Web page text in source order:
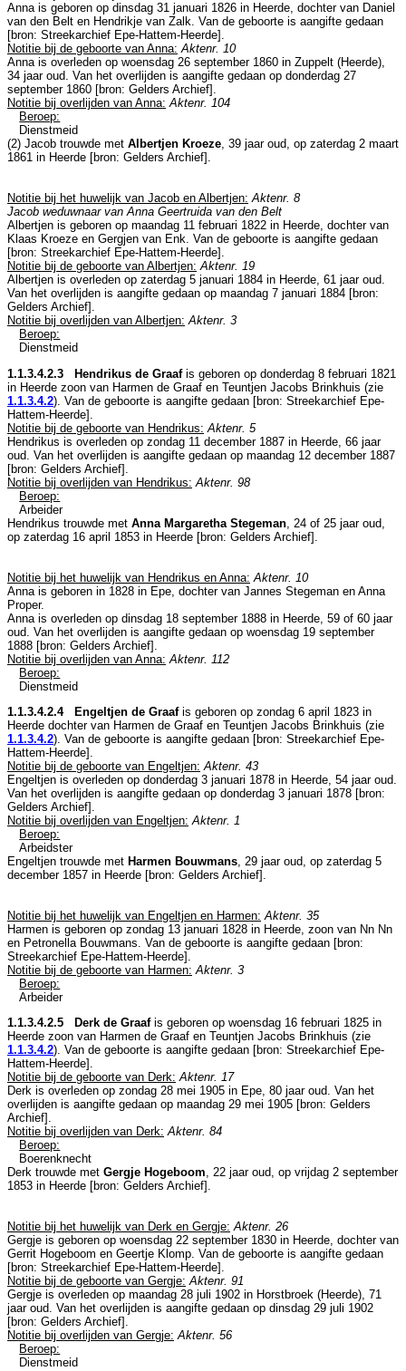
Anna is geboren op dinsdag 31 januari 1826 in Heerde, dochter van Daniel
van den Belt en Hendrikje van Zalk. Van de geboorte is aangifte gedaan
[bron: Streekarchief Epe-Hattem-Heerde].
Notitie bij de geboorte van Anna: Aktenr. 10
Anna is overleden op woensdag 26 september 1860 in Zuppelt (Heerde),
34 jaar oud. Van het overlijden is aangifte gedaan op donderdag 27
september 1860 [bron: Gelders Archief].
Notitie bij overlijden van Anna: Aktenr. 104
Beroep:
Dienstmeid
(2) Jacob trouwde met Albertjen Kroeze, 39 jaar oud, op zaterdag 2 maart
1861 in Heerde [bron: Gelders Archief].
Notitie bij het huwelijk van Jacob en Albertjen: Aktenr. 8
Jacob weduwnaar van Anna Geertruida van den Belt
Albertjen is geboren op maandag 11 februari 1822 in Heerde, dochter van
Klaas Kroeze en Gergjen van Enk. Van de geboorte is aangifte gedaan
[bron: Streekarchief Epe-Hattem-Heerde].
Notitie bij de geboorte van Albertjen: Aktenr. 19
Albertjen is overleden op zaterdag 5 januari 1884 in Heerde, 61 jaar oud.
Van het overlijden is aangifte gedaan op maandag 7 januari 1884 [bron:
Gelders Archief].
Notitie bij overlijden van Albertjen: Aktenr. 3
Beroep:
Dienstmeid
1.1.3.4.2.3 Hendrikus de Graafis geboren op donderdag 8 februari 1821
in Heerde zoon van Harmen de Graaf en Teuntjen Jacobs Brinkhuis (zie
1.1.3.4.2). Van de geboorte is aangifte gedaan [bron: Streekarchief Epe-
Hattem-Heerde].
Notitie bij de geboorte van Hendrikus: Aktenr. 5
Hendrikus is overleden op zondag 11 december 1887 in Heerde , 66 jaar
oud. Van het overlijden is aangifte gedaan op maandag 12 december 1887
[bron: Gelders Archief].
Notitie bij overlijden van Hendrikus: Aktenr. 98
Beroep:
Arbeider
Hendrikus trouwde met Anna Margaretha Stegeman , 24 of 25 jaar oud,
op zaterdag 16 april 1853 in Heerde [bron: Gelders Archief].
Notitie bij het huwelijk van Hendrikus en Anna: Aktenr. 10
Anna is geboren in 1828 in Epe , dochter van Jannes Stegeman en Anna
Proper.
Anna is overleden op dinsdag 18 september 1888 in Heerde , 59 of 60 jaar
oud. Van het overlijden is aangifte gedaan op woensdag 19 september
1888 [bron: Gelders Archief].
Notitie bij overlijden van Anna: Aktenr. 112
Beroep:
Dienstmeid
1.1.3.4.2.4 Engeltjen de Graafis geboren op zondag 6 april 1823 in
Heerde dochter van Harmen de Graaf en Teuntjen Jacobs Brinkhuis (zie
1.1.3.4.2). Van de geboorte is aangifte gedaan [bron: Streekarchief Epe-
Hattem-Heerde].
Notitie bij de geboorte van Engeltjen: Aktenr. 43
Engeltjen is overleden op donderdag 3 januari 1878 in Heerde, 54 jaar oud.
Van het overlijden is aangifte gedaan op donderdag 3 januari 1878 [bron:
Gelders Archief].
Notitie bij overlijden van Engeltjen: Aktenr. 1
Beroep:
Arbeidster
Engeltjen trouwde met Harmen Bouwmans, 29 jaar oud, op zaterdag 5
december 1857 in Heerde [bron: Gelders Archief].
Notitie bij het huwelijk van Engeltjen en Harmen: Aktenr. 35
Harmen is geboren op zondag 13 januari 1828 in Heerde, zoon van Nn Nn
en Petronella Bouwmans. Van de geboorte is aangifte gedaan [bron:
Streekarchief Epe-Hattem-Heerde].
Notitie bij de geboorte van Harmen: Aktenr. 3
Beroep:
Arbeider
1.1.3.4.2.5 Derk de Graafis geboren op woensdag 16 februari 1825 in
Heerde zoon van Harmen de Graaf en Teuntjen Jacobs Brinkhuis (zie
1.1.3.4.2). Van de geboorte is aangifte gedaan [bron: Streekarchief Epe-
Hattem-Heerde].
Notitie bij de geboorte van Derk: Aktenr. 17
Derk is overleden op zondag 28 mei 1905 in Epe, 80 jaar oud. Van het
overlijden is aangifte gedaan op maandag 29 mei 1905 [bron: Gelders
Archief].
Notitie bij overlijden van Derk: Aktenr. 84
Beroep:
Boerenknecht
Derk trouwde met Gergje Hogeboom, 22 jaar oud, op vrijdag 2 september
1853 in Heerde [bron: Gelders Archief].
Notitie bij het huwelijk van Derk en Gergje: Aktenr. 26
Gergje is geboren op woensdag 22 september 1830 in Heerde, dochter van
Gerrit Hogeboom en Geertje Klomp. Van de geboorte is aangifte gedaan
[bron: Streekarchief Epe-Hattem-Heerde].
Notitie bij de geboorte van Gergje: Aktenr. 91
Gergje is overleden op maandag 28 juli 1902 in Horstbroek (Heerde), 71
jaar oud. Van het overlijden is aangifte gedaan op dinsdag 29 juli 1902
[bron: Gelders Archief].
Notitie bij overlijden van Gergje: Aktenr. 56
Beroep:
Dienstmeid